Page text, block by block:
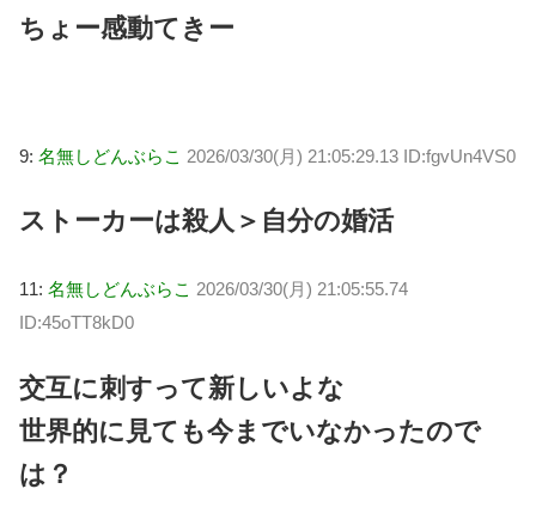
ちょー感動てきー
9: 名無しどんぶらこ 2026/03/30(月) 21:05:29.13 ID:fgvUn4VS0
ストーカーは殺人＞自分の婚活
11: 名無しどんぶらこ 2026/03/30(月) 21:05:55.74
ID:45oTT8kD0
交互に刺すって新しいよな
世界的に見ても今までいなかったので
は？